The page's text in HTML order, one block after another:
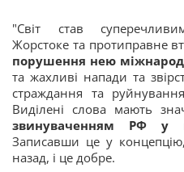
"Світ став
Жорстоке та протиправне
порушення нею
та жахливі напади та
страждання та
Виділені слова мають
звинуваченням РФ у
Записавши це у
назад, і це добре.